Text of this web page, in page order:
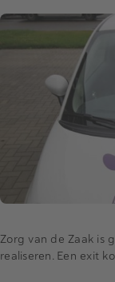
Zorg van de Zaak is
realiseren. Een exit